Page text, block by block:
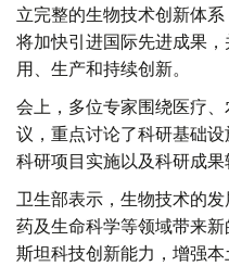
立完整的生物技术创新体
将加快引进国际先进成果
用、生产和持续创新。
会上，多位专家围绕医疗
议，重点讨论了科研基础
科研项目实施以及科研成果
卫生部表示，生物技术的
药及生命科学等领域带来
斯坦科技创新能力，增强本